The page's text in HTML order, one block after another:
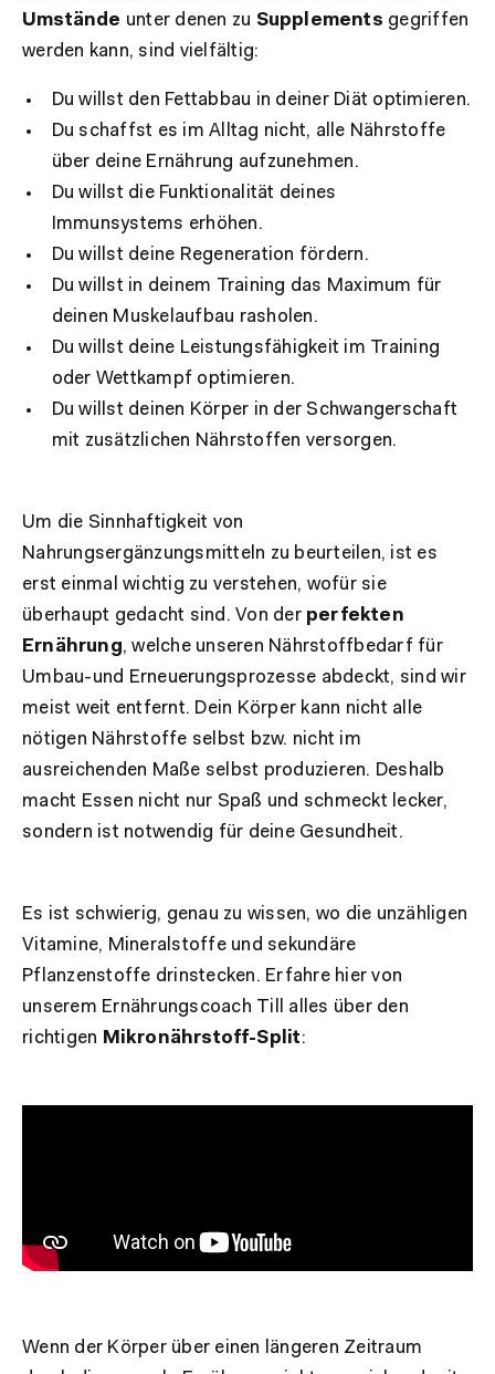
Umstände unter denen zu Supplements gegriffen
werden kann, sind vielfältig:
Du willst den Fettabbau in deiner Diät optimieren.
Du schaffst es im Alltag nicht, alle Nährstoffe
über deine Ernährung aufzunehmen.
Du willst die Funktionalität deines
Immunsystems erhöhen.
Du willst deine Regeneration fördern.
Du willst in deinem Training das Maximum für
deinen Muskelaufbau rasholen.
Du willst deine Leistungsfähigkeit im Training
oder Wettkampf optimieren.
Du willst deinen Körper in der Schwangerschaft
mit zusätzlichen Nährstoffen versorgen.
Um die Sinnhaftigkeit von
Nahrungsergänzungsmitteln zu beurteilen, ist es
erst einmal wichtig zu verstehen, wofür sie
überhaupt gedacht sind. Von der perfekten
Ernährung, welche unseren Nährstoffbedarf für
Umbau-und Erneuerungsprozesse abdeckt, sind wir
meist weit entfernt. Dein Körper kann nicht alle
nötigen Nährstoffe selbst bzw. nicht im
ausreichenden Maße selbst produzieren. Deshalb
macht Essen nicht nur Spaß und schmeckt lecker,
sondern ist notwendig für deine Gesundheit.
Es ist schwierig, genau zu wissen, wo die unzähligen
Vitamine, Mineralstoffe und sekundäre
Pflanzenstoffe drinstecken. Erfahre hier von
unserem Ernährungscoach Till alles über den
richtigen Mikronährstoff-Split:
Wenn der Körper über einen längeren Zeitraum